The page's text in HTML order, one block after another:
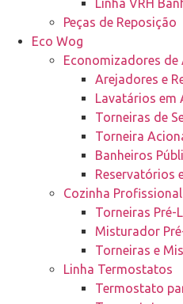
Linha VRH
Peças de Reposição
Eco Wog
Economizadores de
Arejadores e
Lavatários em
Torneiras de
Torneira
Banheiros
Reservatórios
Cozinha
Torneiras Pré-
Misturador
Torneiras e
Linha Termostatos
Termostato